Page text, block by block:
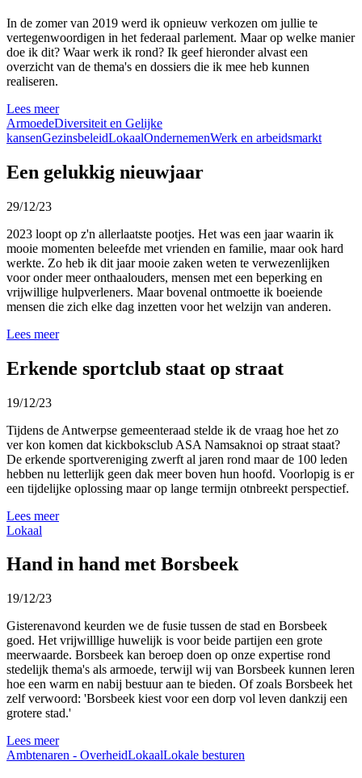
In de zomer van 2019 werd ik opnieuw verkozen om jullie te
vertegenwoordigen in het federaal parlement. Maar op welke manier
doe ik dit? Waar werk ik rond? Ik geef hieronder alvast een
overzicht van de thema's en dossiers die ik mee heb kunnen
realiseren.
Lees meer
ArmoedeDiversiteit en Gelijke
kansenGezinsbeleidLokaalOndernemenWerk en arbeidsmarkt
Een gelukkig nieuwjaar
29/12/23
2023 loopt op z'n allerlaatste pootjes. Het was een jaar waarin ik
mooie momenten beleefde met vrienden en familie, maar ook hard
werkte. Zo heb ik dit jaar mooie zaken weten te verwezenlijken
voor onder meer onthaalouders, mensen met een beperking en
vrijwillige hulpverleners. Maar bovenal ontmoette ik boeiende
mensen die zich elke dag inzetten voor het welzijn van anderen.
Lees meer
Erkende sportclub staat op straat
19/12/23
Tijdens de Antwerpse gemeenteraad stelde ik de vraag hoe het zo
ver kon komen dat kickboksclub ASA Namsaknoi op straat staat?
De erkende sportvereniging zwerft al jaren rond maar de 100 leden
hebben nu letterlijk geen dak meer boven hun hoofd. Voorlopig is er
een tijdelijke oplossing maar op lange termijn otnbreekt perspectief.
Lees meer
Lokaal
Hand in hand met Borsbeek
19/12/23
Gisterenavond keurden we de fusie tussen de stad en Borsbeek
goed. Het vrijwilllige huwelijk is voor beide partijen een grote
meerwaarde. Borsbeek kan beroep doen op onze expertise rond
stedelijk thema's als armoede, terwijl wij van Borsbeek kunnen leren
hoe een warm en nabij bestuur aan te bieden. Of zoals Borsbeek het
zelf verwoord: 'Borsbeek kiest voor een dorp vol leven dankzij een
grotere stad.'
Lees meer
Ambtenaren - OverheidLokaalLokale besturen